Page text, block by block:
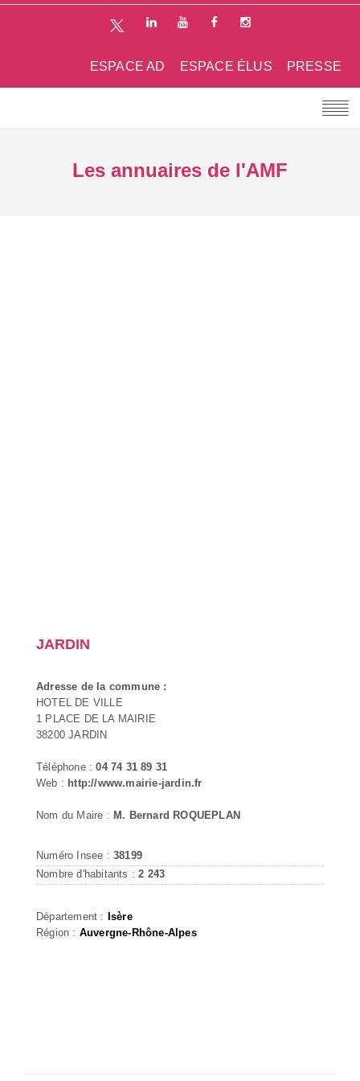
PRESSE
ESPACE ÉLUS
ESPACE AD
Les annuaires de l'AMF
JARDIN
Adresse de la commune :
HOTEL DE VILLE
1 PLACE DE LA MAIRIE
38200 JARDIN
Téléphone :04 74 31 89 31
Web : http://www.mairie-jardin.fr
Nom du Maire : M. Bernard ROQUEPLAN
Numéro Insee : 38199
Nombre d'habitants :2 243
Département : Isère
Région : Auvergne-Rhône-Alpes